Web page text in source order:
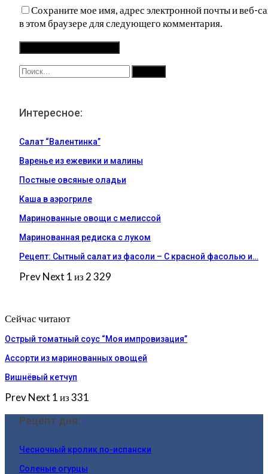
Сохраните мое имя, адрес электронной почты и веб-
в этом браузере для следующего комментария.
Интересное:
Салат “Валентинка”
Варенье из ежевики и малины
Постные овсяные оладьи
Каша в аэрогриле
Маринованные овощи с мелиссой
Маринованная редиска с луком
Рецепт: Сытный салат из фасоли – С красной фасолью и…
PrevNext 1 из 2 329
Сейчас читают
Острый томатный соус “Моя импровизация”
Ассорти из маринованных овощей
Вишнёвый кетчуп
PrevNext 1 из 331
Рецепт дня:
Чесночный кролик по-испански
Соленые огурцы